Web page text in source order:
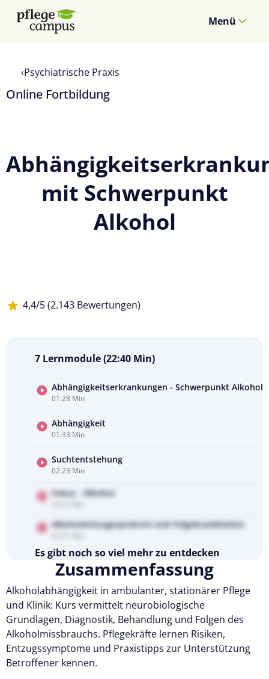
Menü
Psychiatrische Praxis
Online Fortbildung
mit Schwerpunkt
Alkohol
4,4/5 (2.143 Bewertungen)
Kursvorschau
ansehen
7 Lernmodule (22:40 Min)
Abhängigkeitserkrankungen - Schwerpunkt Alkohol
01:28 Min
Abhängigkeit
01:33 Min
Suchtentstehung
02:23 Min
Fokus - Alkohol
Alkoholentzugssyndrom und Folgekrankheiten
Es gibt noch so viel mehr zu entdecken
Testen Sie Pflegecampus 14 Tage kostenlos.
Kostenlos testen
Zusammenfassung
Alkoholabhängigkeit in ambulanter, stationärer Pflege
und Klinik: Kurs vermittelt neurobiologische
Grundlagen, Diagnostik, Behandlung und Folgen des
Alkoholmissbrauchs. Pflegekräfte lernen Risiken,
Entzugssymptome und Praxistipps zur Unterstützung
Betroffener kennen.